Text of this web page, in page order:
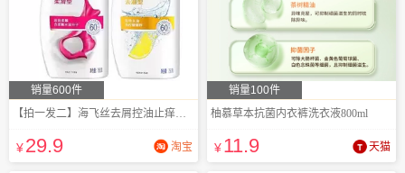
销量600件
【拍一发二】海飞丝去屑控油止痒洗发水2瓶
¥29.9 淘宝
销量100件
柚慕草本抗菌内衣裤洗衣液800ml
¥11.9 天猫